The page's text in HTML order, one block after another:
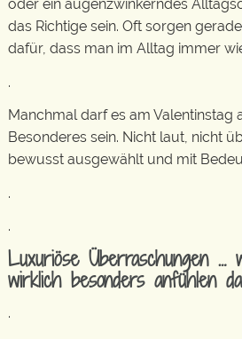
oder ein augenzwinkerndes
das Richtige sein. Oft sorgen
dafür, dass man im Alltag immer
.
Manchmal darf es am Valentinstag
Besonderes sein. Nicht laut, nicht
bewusst ausgewählt und mit
.
.
Luxuriöse Überraschungen …
wirklich besonders anfühlen
.